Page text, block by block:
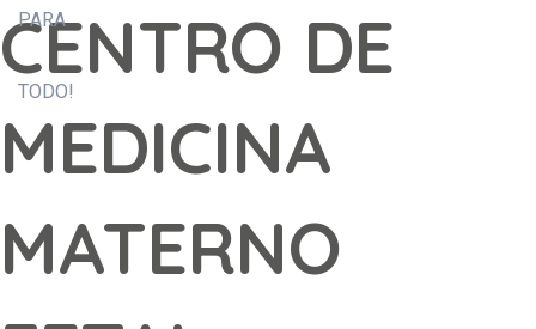
CENTRO DE
MEDICINA
MATERNO